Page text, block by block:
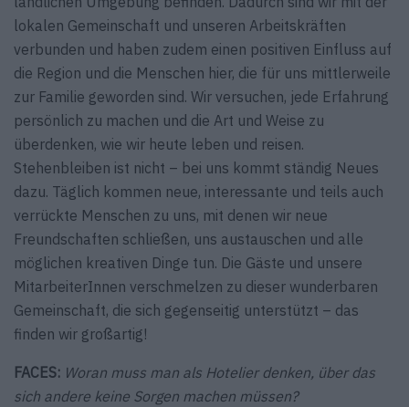
lokalen Gemeinschaft und unseren Arbeitskräften
verbunden und haben zudem einen ­positiven Einfluss auf
die Region und die Menschen hier, die für uns mittlerweile
zur Familie geworden sind. Wir versuchen, jede Erfahrung
persönlich zu machen und die Art und Weise zu
überdenken, wie wir heute leben und reisen.
Stehenbleiben ist nicht – bei uns kommt ständig Neues
dazu. Täglich kommen neue, interessante und teils auch
verrückte Menschen zu uns, mit denen wir neue
Freundschaften schließen, uns austauschen und alle
möglichen kreativen Dinge tun. Die Gäste und unsere
MitarbeiterInnen verschmelzen zu dieser ­wunderbaren
Gemeinschaft, die sich gegenseitig unterstützt – das
finden wir großartig!
FACES: Woran muss man als Hotelier denken, über das
sich andere keine Sorgen machen müssen?